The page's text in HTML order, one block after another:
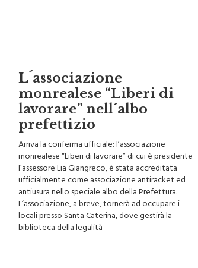
L´associazione
monrealese “Liberi di
lavorare” nell´albo
prefettizio
Arriva la conferma ufficiale: l’associazione
monrealese “Liberi di lavorare” di cui è presidente
l’assessore Lia Giangreco, è stata accreditata
ufficialmente come associazione antiracket ed
antiusura nello speciale albo della Prefettura.
L’associazione, a breve, tornerà ad occupare i
locali presso Santa Caterina, dove gestirà la
biblioteca della legalità